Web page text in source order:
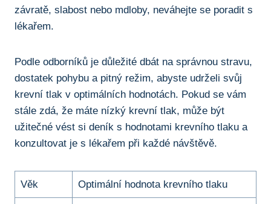
závratě, slabost nebo mdloby, neváhejte se poradit s
lékařem.
Podle odborníků je důležité dbát na správnou stravu,
dostatek pohybu a pitný režim, abyste udrželi svůj
krevní tlak v optimálních hodnotách. Pokud se vám
stále zdá, že máte nízký krevní tlak, může být
užitečné vést si deník s hodnotami krevního tlaku a
konzultovat je s lékařem při každé návštěvě.
Věk Optimální hodnota krevního tlaku